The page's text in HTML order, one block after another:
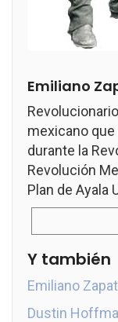
Emiliano
mexicano
durante la
Revolución
Plan de Ayala
Y también
Emiliano
Dustin